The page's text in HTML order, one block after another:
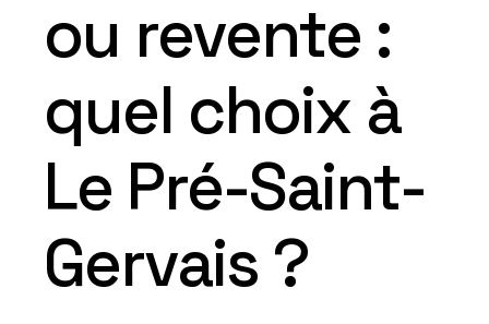
ou revente :
quel choix à
Le Pré-Saint-
Gervais ?